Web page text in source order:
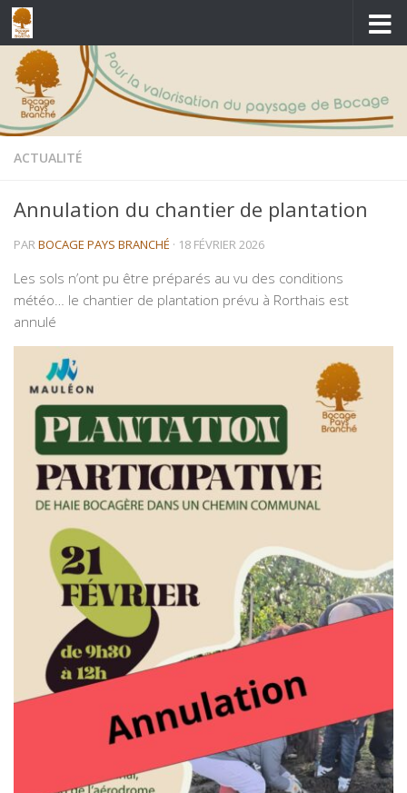
Skip to content
ACTUALITÉ
Annulation du chantier de plantation
PARBOCAGE PAYS BRANCHÉ · 18 FÉVRIER 2026
Les sols n’ont pu être préparés au vu des conditions
météo… le chantier de plantation prévu à Rorthais est
annulé